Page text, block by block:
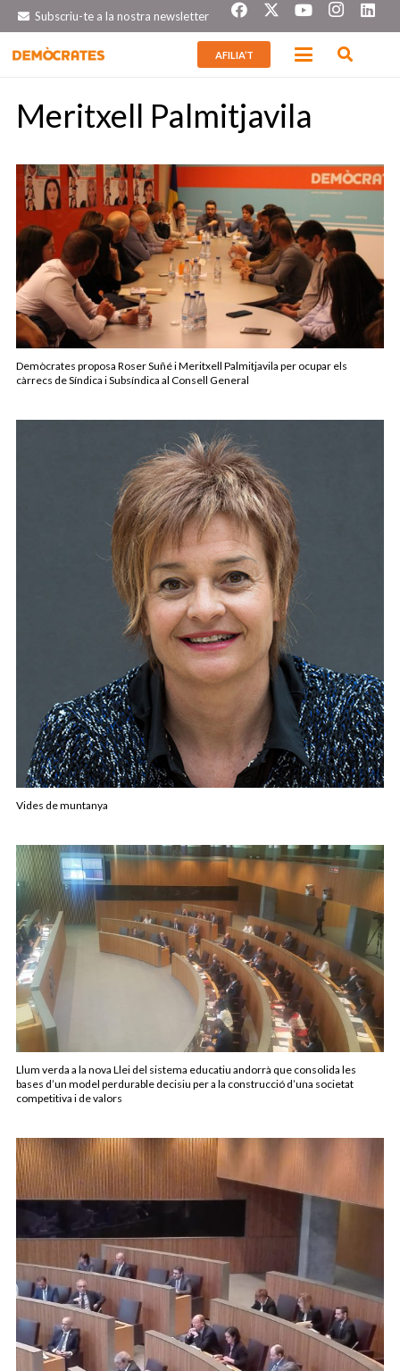
Subscriu-te a la nostra newsletter
AFILIA’T
Meritxell Palmitjavila
Demòcrates proposa Roser Suñé i Meritxell Palmitjavila per ocupar els
càrrecs de Síndica i Subsíndica al Consell General
Vides de muntanya
Llum verda a la nova Llei del sistema educatiu andorrà que consolida les
bases d’un model perdurable decisiu per a la construcció d’una societat
competitiva i de valors